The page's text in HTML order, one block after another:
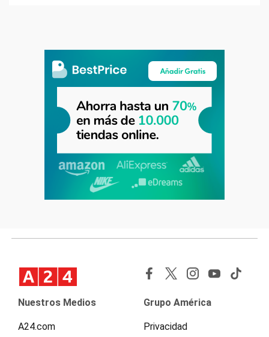
Nuestros Medios
A24.com
Grupo América
Privacidad